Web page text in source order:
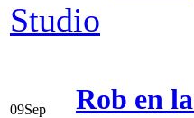
Studio
09Sep Rob en